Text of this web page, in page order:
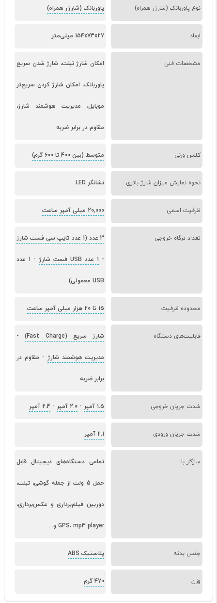
نوع پاوربانک (شارژر همراه) پاوربانک (شارژر همراه)
ابعاد 154x73x27 میلی‌متر
مشخصات فنی امکان شارژ تبلت، شارژ شدن سریع
پاوربانک، امکان شارژ کردن سریع‌تر
موبایل، مدیریت هوشمند شارژ،
مقاوم در برابر ضربه
کلاس وزنی متوسط (بین 400 تا 600 گرم)
نحوه نمایش میزان شارژ باتری نشانگر LED
ظرفیت اسمی 20٬000 میلی آمپر ساعت
تعداد درگاه خروجی 3 عدد (1 عدد تایپ سی فست شارژ
- 1 عدد USB فست شارژ - 1 عدد
USB معمولی)
محدوده ظرفیت 15 تا 20 هزار میلی آمپر ساعت
قابلیت‌های دستگاه شارژ سریع (Fast Charge) -
مدیریت هوشمند شارژ - مقاوم در
برابر ضربه
شدت جریان خروجی 1.5 آمپر - 2.0 آمپر - 2.4 آمپر
شدت جریان ورودی 2.1 آمپر
سازگار با تمامی دستگاه‌های دیجیتال قابل
حمل 5 ولت از جمله گوشی، تبلت،
دوربین فیلم‌برداری و عکس‌برداری،
GPS، mp3 player و...
جنس بدنه پلاستیک ABS
وزن 470 گرم